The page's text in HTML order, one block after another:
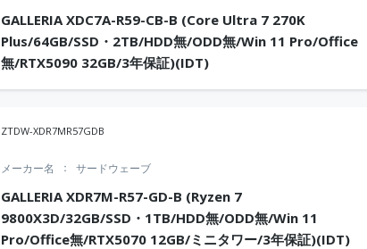
GALLERIA XDC7A-R59-CB-B (Core Ultra 7 270K
Plus/64GB/SSD・2TB/HDD無/ODD無/Win 11 Pro/Office
無/RTX5090 32GB/3年保証)(IDT)
ZTDW-XDR7MR57GDB
GALLERIA XDR7M-R57-GD-B (Ryzen 7
9800X3D/32GB/SSD・1TB/HDD無/ODD無/Win 11
Pro/Office無/RTX5070 12GB/ミニタワー/3年保証)(IDT)
メーカー名 サードウェーブ